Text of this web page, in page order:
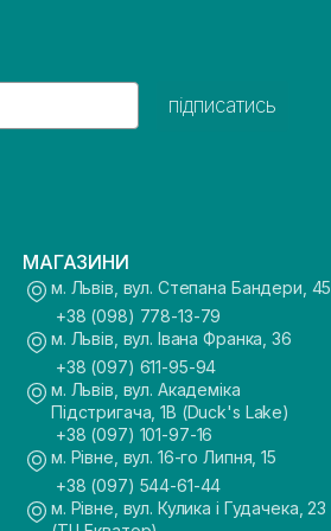
підписатись
МАГАЗИНИ
м. Львів, вул. Степана Бандери, 45
+38 (098) 778-13-79
м. Львів, вул. Івана Франка, 36
+38 (097) 611-95-94
м. Львів, вул. Академіка
Підстригача, 1В (Duck's Lake)
+38 (097) 101-97-16
м. Рівне, вул. 16-го Липня, 15
+38 (097) 544-61-44
м. Рівне, вул. Кулика і Гудачека, 23